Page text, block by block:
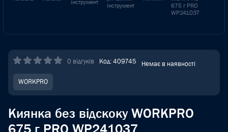
інструмент
інструмент
675 г PRO
WP241037
0 відгуків Код: 409745 Немає в наявності
WORKPRO
Киянка без відскоку WORKPRO